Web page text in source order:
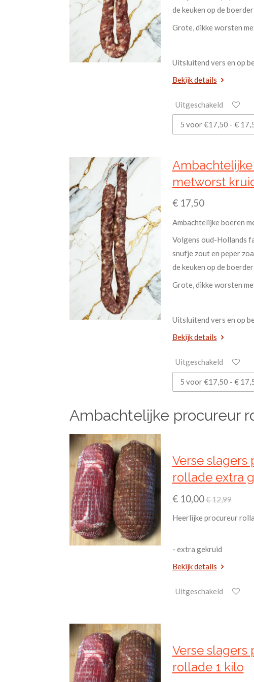
de keuken op de
Grote, dikke worsten
Uitsluitend vers en op
Bekijk details
Uitgeschakeld
metworst
€ 17,50
Ambachtelijke boeren
Volgens oud-Hollands
snufje zout en peper
de keuken op de
Grote, dikke worsten
Uitsluitend vers en op
Bekijk details
Uitgeschakeld
Ambachtelijke procureur
Verse slagers
rollade extra
€ 10,00€ 12,99
Heerlijke procureur
- extra gekruid
Bekijk details
Uitgeschakeld
Verse slagers
rollade 1 kilo